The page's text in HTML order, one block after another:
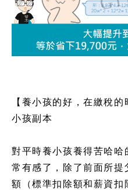
【養小孩的好，在繳稅
小孩副本
對平時養小孩養得苦哈
常有感了，除了前面所
額（標準扣除額和薪資